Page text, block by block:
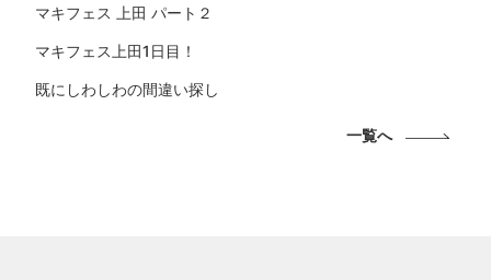
マキフェス 上田 パート２
マキフェス上田1日目！
既にしわしわの間違い探し
一覧へ